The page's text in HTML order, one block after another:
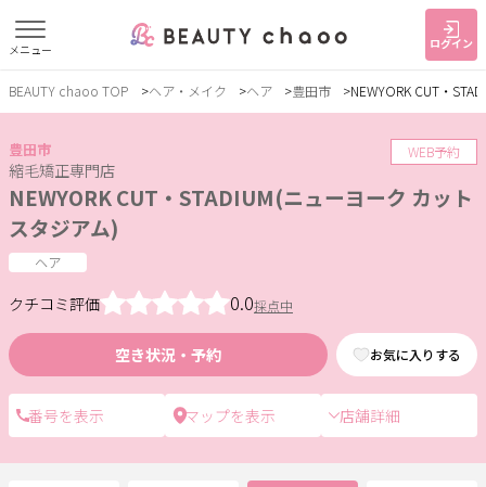
メニュー ログイン
すでに会員の方 はじめてご利用の方
ジャンルで探す
ヘア・メイク
リラク・整体
スクール・
トレーニング
メンズ
サービス
大人女子トピック ランキング
BEAUTY chaoo TOP ヘア・メイク ヘア 豊田市 NEWYORK CUT・
豊田市
縮毛矯正専門店
NEWYORK CUT・STADIUM(ニューヨーク カット
スタジアム)
ヘア
空き状況・予約 お気に入りする
クチコミ評価 0.0採点中
店舗詳細
WEB予約